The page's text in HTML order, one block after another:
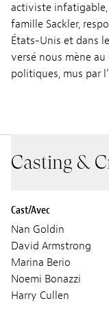
activiste infatigable,
famille Sackler,
États-Unis et dans
versé nous mène
politiques, mus par
Casting &
Cast/Avec
Nan Goldin
David Armstrong
Marina Berio
Noemi Bonazzi
Harry Cullen